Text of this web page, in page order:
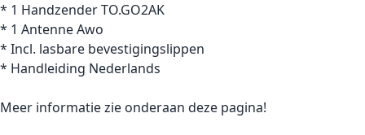
* 1 Handzender TO.GO2AK
* 1 Antenne Awo
* Incl. lasbare bevestigingslippen
* Handleiding Nederlands
Meer informatie zie onderaan deze pagina!